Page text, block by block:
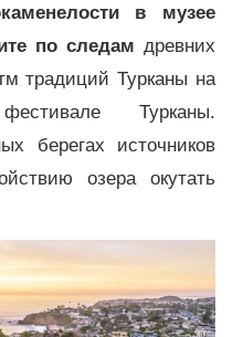
в музее
по следам древних
традиций Турканы на
Турканы.
берегах источников
озера окутать